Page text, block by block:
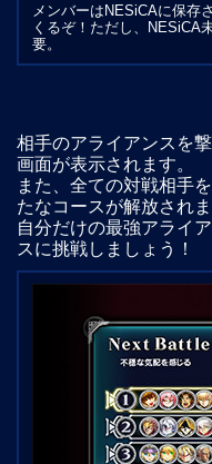
メンバーはNESiCAに保存
くるぞ！ただし、NESiCA
要。
相手のアライアンスを
画面が表示されます。
また、全ての対戦相手
たなコースが解放されま
自分だけの最強アライ
スに挑戦しましょう！